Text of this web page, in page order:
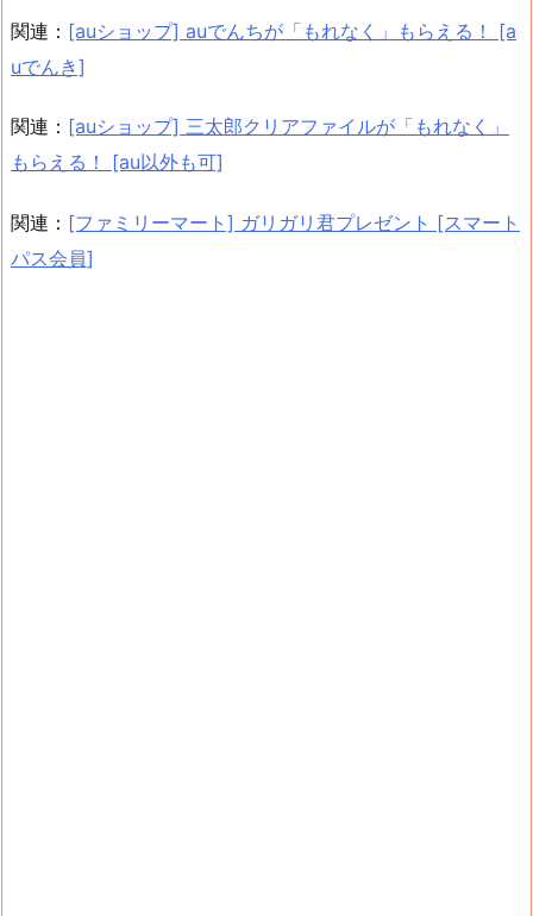
関連： [auショップ] auでんちが「もれなく」もらえる！ [a
uでんき]
関連： [auショップ] 三太郎クリアファイルが「もれなく」
もらえる！ [au以外も可]
関連： [ファミリーマート] ガリガリ君プレゼント [スマート
パス会員]